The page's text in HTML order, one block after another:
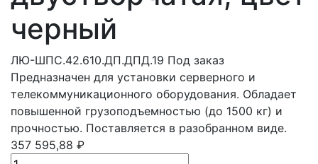
черный
ЛЮ-ШПС.42.610.ДП.ДПД.19 Под заказ
Предназначен для установки серверного и
телекоммуникационного оборудования. Обладает
повышенной грузоподъемностью (до 1500 кг) и
прочностью. Поставляется в разобранном виде.
357 595,88 ₽